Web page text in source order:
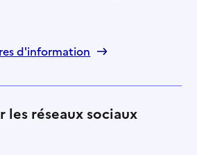
d'information
les réseaux sociaux